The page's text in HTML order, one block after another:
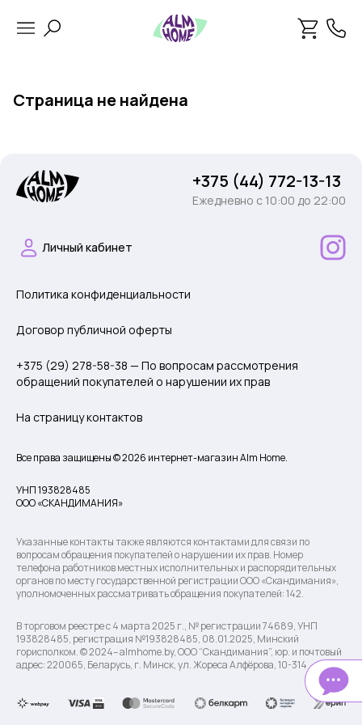
Страница не найдена
+375 (44) 772-13-13
Ежедневно c 10:00 до 22:00
Личный кабинет
Политика конфиденциальности
Договор публичной оферты
+375 (29) 278-58-38 — По вопросам рассмотрения
обращений покупателей о нарушении их прав
На страницу контактов
Все права защищены © 2026 интернет-магазин Alm Home.
УНП 193828485
ООО «СКАНДИМАНИЯ»
Указанные контакты также являются контактами для связи по
вопросам обращения покупателей о нарушении их прав. Номер
телефона работников местных исполнительных и распорядительных
органов по месту государственной регистрации ООО «Скандимания»,
уполномоченных рассматривать обращения покупателей: 142.
В торговом реестре с 4 марта 2025 г., № регистрации 74689, УНП
193828485, регистрация №193828485, 08.01.2025, Минский
горисполком. © 2024– almhome.by, ООО “Скандимания”, юр. и почтовый
адрес: 220065, Беларусь, г. Минск, ул. Жореса Алфёрова, 10-314